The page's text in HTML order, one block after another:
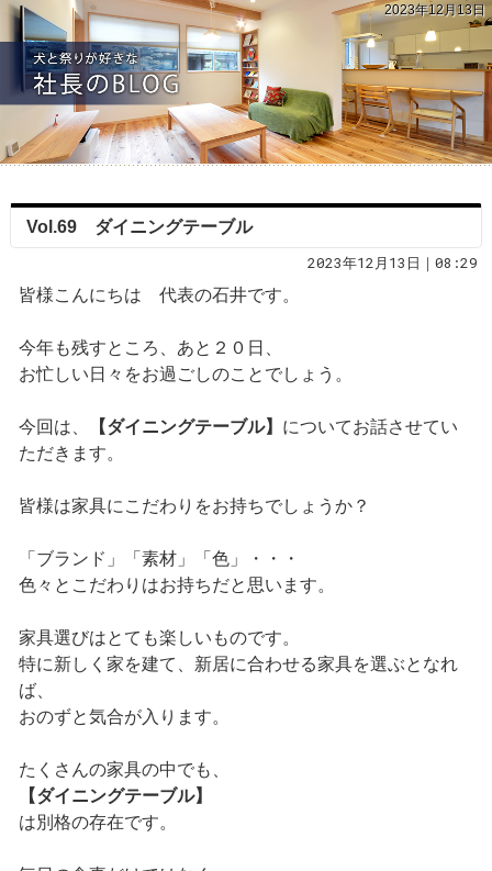
2023年12月13日
Vol.69 ダイニングテーブル
2023年12月13日｜08:29
皆様こんにちは 代表の石井です。
今年も残すところ、あと２０日、
お忙しい日々をお過ごしのことでしょう。
今回は、 【ダイニングテーブル】 についてお話させてい
ただきます。
皆様は家具にこだわりをお持ちでしょうか？
「ブランド」「素材」「色」・・・
色々とこだわりはお持ちだと思います。
家具選びはとても楽しいものです。
特に新しく家を建て、新居に合わせる家具を選ぶとなれ
ば、
おのずと気合が入ります。
たくさんの家具の中でも、
【ダイニングテーブル】
は別格の存在です。